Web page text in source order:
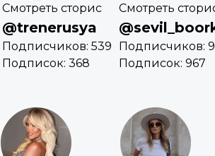
Смотреть сторис
@trenerusya
Подписчиков: 539
Подписок: 368
Смотреть
Подписчиков:
Подписок: 967